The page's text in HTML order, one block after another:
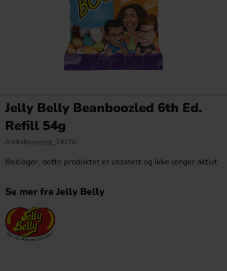
25cl(BF:2026-09-28)
39.91 kr
Köp
(BF:2026-05-23)
Jelly Belly Beanboozled 6th Ed.
Refill 54g
Artikelnummer: 24276
Beklager, dette produktet er utdatert og ikke lenger aktivt
Se mer fra Jelly Belly